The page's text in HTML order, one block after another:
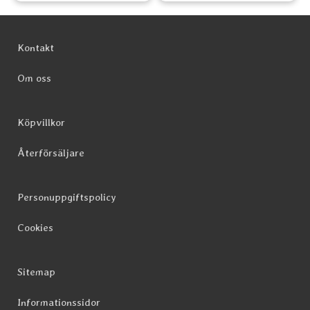
Kontakt
Om oss
Köpvillkor
Återförsäljare
Personuppgiftspolicy
Cookies
Sitemap
Informationssidor